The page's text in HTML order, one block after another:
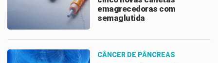
emagrecedoras com
semaglutida
CÂNCER DE PÂNCREAS